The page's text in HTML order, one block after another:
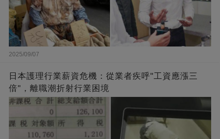
2025/09/07
日本護理行業薪資危機：從業者疾呼"工資應漲三
倍"，離職潮折射行業困境